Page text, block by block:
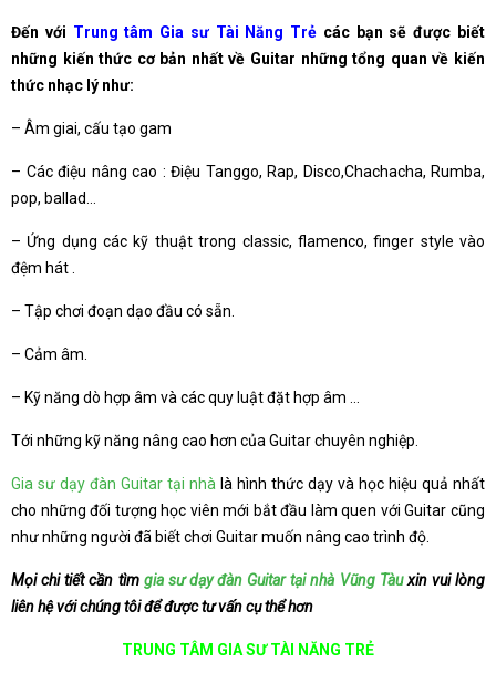
Đến với Trung tâm Gia sư Tài Năng Trẻ các bạn sẽ được biết
những kiến thức cơ bản nhất về Guitar những tổng quan về kiến
thức nhạc lý như:
– Âm giai, cấu tạo gam
– Các điệu nâng cao : Điệu Tanggo, Rap, Disco,Chachacha, Rumba,
pop, ballad…
– Ứng dụng các kỹ thuật trong classic, flamenco, finger style vào
đệm hát .
– Tập chơi đoạn dạo đầu có sẵn.
– Cảm âm.
– Kỹ năng dò hợp âm và các quy luật đặt hợp âm …
Tới những kỹ năng nâng cao hơn của Guitar chuyên nghiệp.
Gia sư dạy đàn Guitar tại nhà là hình thức dạy và học hiệu quả nhất
cho những đối tượng học viên mới bắt đầu làm quen với Guitar cũng
như những người đã biết chơi Guitar muốn nâng cao trình độ.
Mọi chi tiết cần tìm gia sư dạy đàn Guitar tại nhà Vũng Tàuxin vui lòng
liên hệ với chúng tôi để được tư vấn cụ thể hơn
TRUNG TÂM GIA SƯ TÀI NĂNG TRẺ